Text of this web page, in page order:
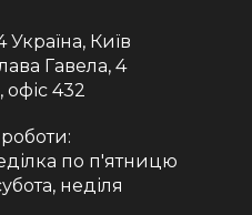
Україна, Київ
Гавела, 4
офіс 432
роботи:
по п'ятницю
неділя